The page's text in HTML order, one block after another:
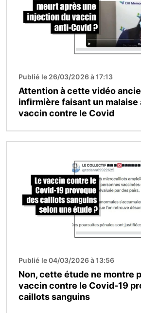
Publié le 26/03/2026 à 17:13
Attention à cette vidéo
infirmière faisant un malaise
vaccin contre le Covid
Publié le 04/03/2026 à 13:56
Non, cette étude ne montre
vaccin contre le Covid-19
caillots sanguins